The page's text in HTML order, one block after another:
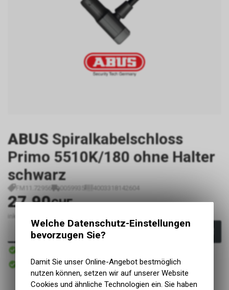
ABUS Spiralkabelschloss
Primo 5510K/180 ohne Halter
schwarz
FM11.72956 0059935 4003318142604
27.90CHF
inkl. MwSt., zzgl.
In den Warenkorb
Sofort abholbar
Abholung Lüscher Motor- & Bike World
Welche Datenschutz-Einstellungen
bevorzugen Sie?
Damit Sie unser Online-Angebot bestmöglich
nutzen können, setzen wir auf unserer Website
Cookies und ähnliche Technologien ein. Sie haben